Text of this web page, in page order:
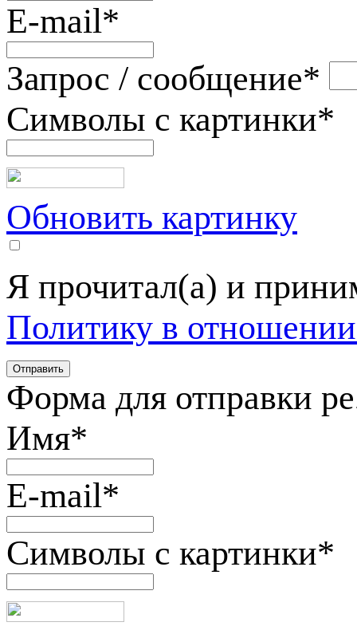
E-mail*
Запрос / сообщение*
Символы с картинки*
Обновить картинку
Я прочитал(а) и
Политику в
Форма для отправки
Имя*
E-mail*
Символы с картинки*